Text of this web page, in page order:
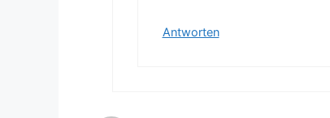
Antworten